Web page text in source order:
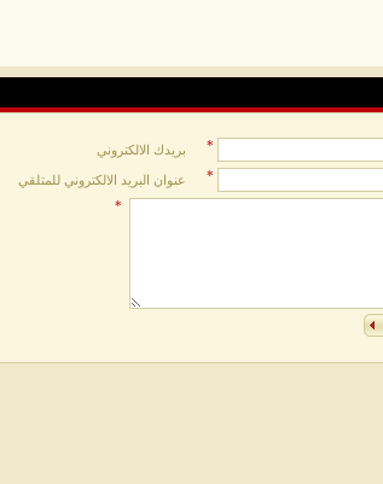
* بريدك الالكتروني
* عنوان البريد الالكتروني للمتلقي
*